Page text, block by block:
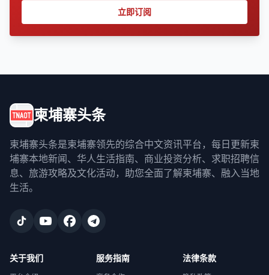
立即订阅
柬埔寨头条
柬埔寨头条是柬埔寨领先的综合中文资讯平台，每日更新柬
埔寨本地新闻、华人生活指南、商业投资分析、求职招聘信
息、旅游攻略及文化活动，助您全面了解柬埔寨、融入当地
生活。
关于我们 服务指南 法律条款